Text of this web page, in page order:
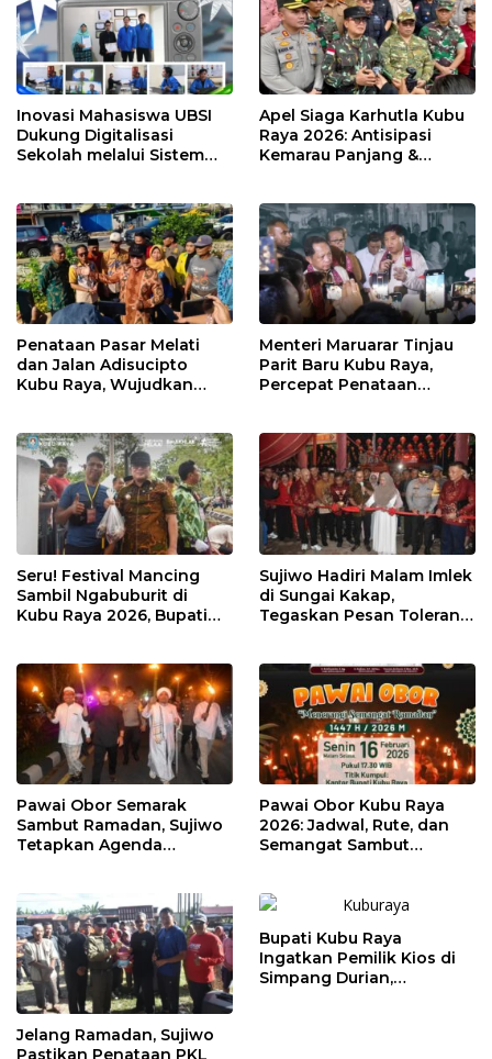
Inovasi Mahasiswa UBSI
Dukung Digitalisasi
Sekolah melalui Sistem
Apel Siaga Karhutla Kubu
Raya 2026: Antisipasi
Kemarau Panjang &
Penataan Pasar Melati
dan Jalan Adisucipto
Kubu Raya, Wujudkan
Menteri Maruarar Tinjau
Parit Baru Kubu Raya,
Percepat Penataan
Seru! Festival Mancing
Sambil Ngabuburit di
Kubu Raya 2026, Bupati
Sujiwo Hadiri Malam Imlek
di Sungai Kakap,
Tegaskan Pesan Toleransi
Pawai Obor Semarak
Sambut Ramadan, Sujiwo
Tetapkan Agenda
Pawai Obor Kubu Raya
2026: Jadwal, Rute, dan
Semangat Sambut
Jelang Ramadan, Sujiwo
Pastikan Penataan PKL
Bupati Kubu Raya
Ingatkan Pemilik Kios di
Simpang Durian,